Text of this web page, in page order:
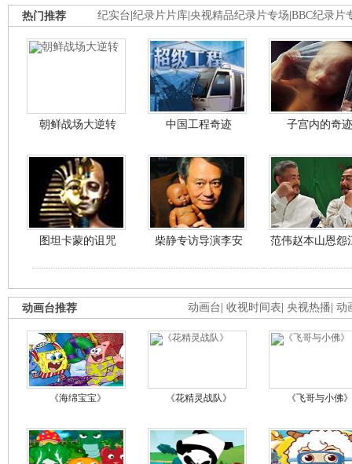
纪实台 纪录片片库 央视精品纪录片专场 BBC纪录片
热门推荐
朝鲜战场大逆转 中国工程奇迹 子宫内的奇迹
图坦卡蒙的诅咒 柴静专访导演李安 范伟赵本山恩怨
动画台 收视时间表 央视热播 动
动画台推荐
《海绵宝宝》 《花精灵战队》 《飞哥与小佛》